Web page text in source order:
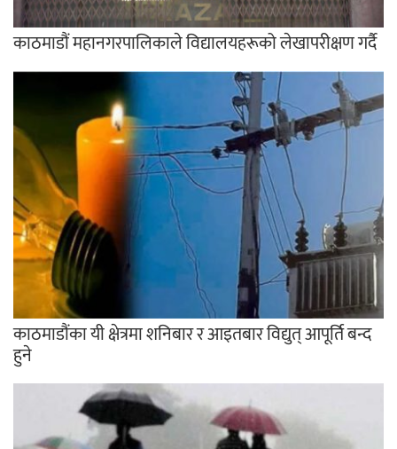
काठमाडौं महानगरपालिकाले विद्यालयहरूको लेखापरीक्षण गर्दै
काठमाडौंका यी क्षेत्रमा शनिबार र आइतबार विद्युत् आपूर्ति बन्द
हुने